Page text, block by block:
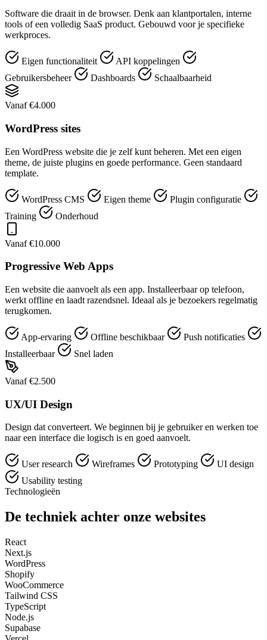
Software die draait in de browser. Denk aan klantportalen, interne
tools of een volledig SaaS product. Gebouwd voor je specifieke
werkproces.
Eigen functionaliteit
API koppelingen
Gebruikersbeheer
Dashboards Schaalbaarheid
Vanaf €4.000
WordPress sites
Een WordPress website die je zelf kunt beheren. Met een eigen
theme, de juiste plugins en goede performance. Geen standaard
template.
WordPress CMS Eigen theme
Plugin configuratie
Training
Onderhoud
Vanaf €10.000
Progressive Web Apps
Een website die aanvoelt als een app. Installeerbaar op telefoon,
werkt offline en laadt razendsnel. Ideaal als je bezoekers regelmatig
terugkomen.
App-ervaring Offline beschikbaar
Push notificaties
Installeerbaar
Snel laden
Vanaf €2.500
UX/UI Design
Design dat converteert. We beginnen bij je gebruiker en werken toe
naar een interface die logisch is en goed aanvoelt.
User research Wireframes Prototyping
UI design
Usability testing
Technologieën
De techniek achter onze websites
React
Next.js
WordPress
Shopify
WooCommerce
Tailwind CSS
TypeScript
Node.js
Supabase